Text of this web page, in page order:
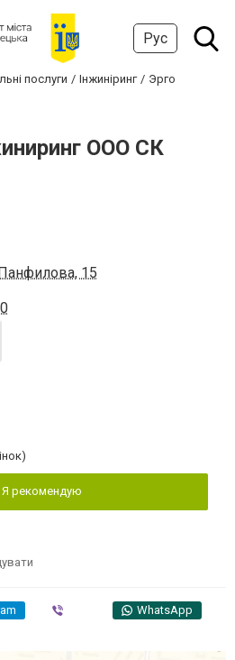
Рус
послуги Інжиніринг
Эрго
ООО СК
15
Я рекомендую
WhatsApp